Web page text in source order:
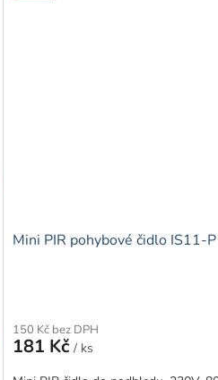
Mini PIR pohybové čidlo IS11-
150 Kč bez DPH
181 Kč / ks